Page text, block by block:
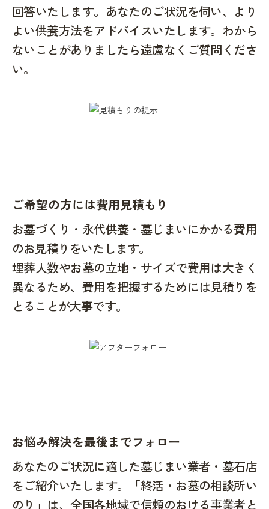
回答いたします。あなたのご状況を伺い、より
よい供養方法をアドバイスいたします。わから
ないことがありましたら遠慮なくご質問くださ
い。
ご希望の方には費用見積もり
お墓づくり・永代供養・墓じまいにかかる費用
のお見積りをいたします。
埋葬人数やお墓の立地・サイズで費用は大きく
異なるため、費用を把握するためには見積りを
とることが大事です。
お悩み解決を最後までフォロー
あなたのご状況に適した墓じまい業者・墓石店
をご紹介いたします。「終活・お墓の相談所い
のり」は、全国各地域で信頼のおける事業者と